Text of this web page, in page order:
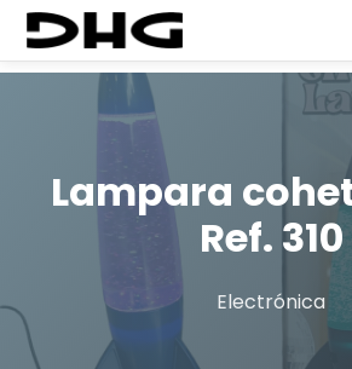
Lampara
Ref. 310
Electrónica